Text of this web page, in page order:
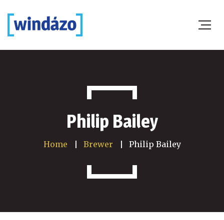
Philip Bailey
Home Brewer Philip Bailey